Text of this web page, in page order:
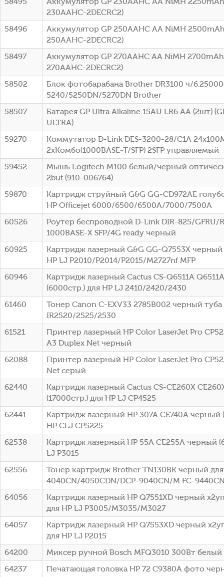
230AAHC-2DECRC2)
58496
Аккумулятор GP 250AAHC AA NiMH
250AAHC-2DECRC2)
58497
Аккумулятор GP 270AAHC AA NiMH
270AAHC-2DECRC2)
58502
Блок фотобарабана Brother DR3100 ч/
5240/5250DN/5270DN Brother
58507
Батарея GP Ultra Alkaline 15AU LR6 AA (2шт)
ULTRA)
59270
Коммутатор D-Link DES-3200-28/C1A
2xКомбо(1000BASE-T/SFP) 2SFP управляемый
59452
Мышь Logitech M100 белый/черный
2but (910-006764)
59870
Картридж струйный G&G GG-CD972AE
HP Officejet 6000/6500/6500A/7000/7500A
60526
Роутер беспроводной D-Link DIR-825/GFRU/
1000BASE-X SFP/4G ready черный
60925
Картридж лазерный G&G GG-Q7553X черный
HP LJ P2010/P2014/P2015/M2727nf MFP
60946
Картридж лазерный Cactus CS-Q6511A
(6000стр.) для HP LJ 2410/2420/2430
61460
Тонер Canon C-EXV33 2785B002 черный
IR2520/2525/2530
61521
Принтер лазерный HP Color LaserJet Pro
A3 Duplex Net черный
62088
Принтер лазерный HP Color LaserJet Pro
Net серый
62440
Картридж лазерный Cactus CS-CE260X
(17000стр.) для HP LJ CP4525
62441
Картридж лазерный HP 307A CE740A черный
HP CLJ CP5225
62538
Картридж лазерный HP 55A CE255A черный
LJ P3015
62556
Тонер картридж Brother TN130BK черный
4040CN/4050CDN/DCP-9040CN/M FC-
64056
Картридж лазерный HP Q7551XD черный
для HP LJ P3005/M3035/M3027
64057
Картридж лазерный HP Q7553XD черный
для HP LJ P2015
64200
Миксер ручной Bosch MFQ3010 300Вт белый
64237
Печатающая головка HP 72 C9380A фото